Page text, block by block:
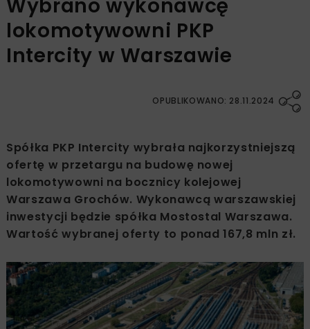
Wybrano wykonawcę
lokomotywowni PKP
Intercity w Warszawie
OPUBLIKOWANO: 28.11.2024
Spółka PKP Intercity wybrała najkorzystniejszą
ofertę w przetargu na budowę nowej
lokomotywowni na bocznicy kolejowej
Warszawa Grochów. Wykonawcą warszawskiej
inwestycji będzie spółka Mostostal Warszawa.
Wartość wybranej oferty to ponad 167,8 mln zł.